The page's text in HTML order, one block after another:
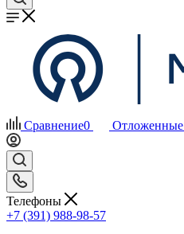
Сравнение0 Отложенные
Телефоны
+7 (391) 988-98-57